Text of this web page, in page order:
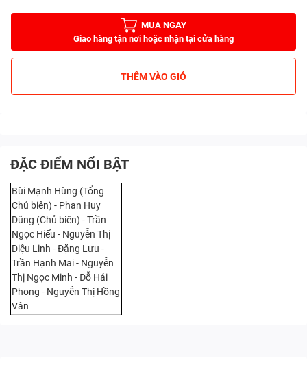
MUA NGAY
Giao hàng tận nơi hoặc nhận tại cửa hàng
THÊM VÀO GIỎ
ĐẶC ĐIỂM NỔI BẬT
Bùi Mạnh Hùng (Tổng
Chủ biên) - Phan Huy
Dũng (Chủ biên) - Trần
Ngọc Hiếu - Nguyễn Thị
Diệu Linh - Đặng Lưu -
Trần Hạnh Mai - Nguyễn
Thị Ngọc Minh - Đỗ Hải
Phong - Nguyễn Thị Hồng
Vân